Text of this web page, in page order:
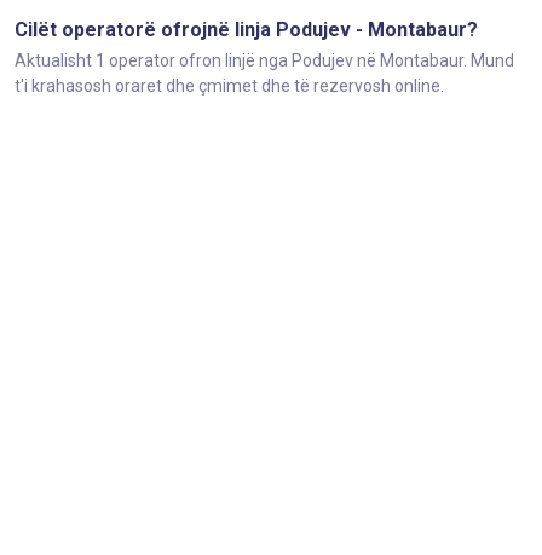
Cilët operatorë ofrojnë linja Podujev - Montabaur?
Aktualisht 1 operator ofron linjë nga Podujev në Montabaur. Mund
t'i krahasosh oraret dhe çmimet dhe të rezervosh online.